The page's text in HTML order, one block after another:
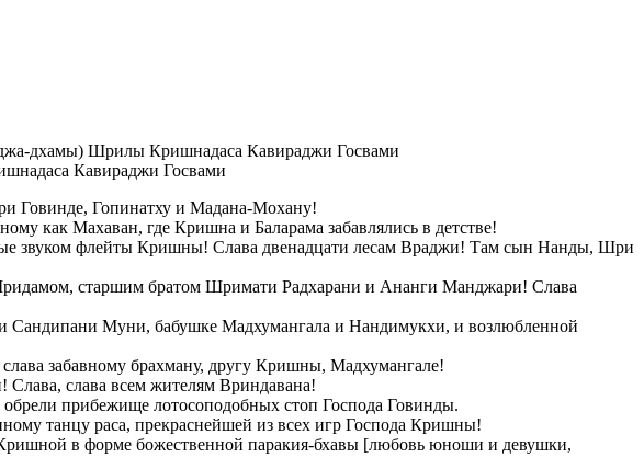
Кавираджи Госвами
Говинде, Гопинатху и Мадана-Мохану!
как Махаван, где Кришна и Баларама забавлялись в детстве!
звуком флейты Кришны! Слава двенадцати лесам Враджи! Там сын Нанды, Шри
старшим братом Шримати Радхарани и Ананги Манджари! Слава
Сандипани Муни, бабушке Мадхумангала и Нандимукхи, и возлюбленной
забавному брахману, другу Кришны, Мадхумангале!
Слава, слава всем жителям Вриндавана!
прибежище лотосоподобных стоп Господа Говинды.
танцу раса, прекраснейшей из всех игр Господа Кришны!
в форме божественной паракия-бхавы [любовь юноши и девушки,